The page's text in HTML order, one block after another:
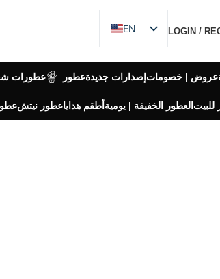
EN
AR
LOGIN /
عطورات عطورإصدارات جديدةعروض | خصومات
عطور نيتشأطقم هداياالعطور الخفيفة | يوميةللبيت